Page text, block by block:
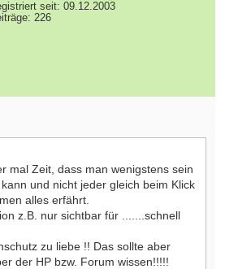
seit: 09.12.2003
226
mal Zeit, dass man wenigstens sein
und nicht jeder gleich beim Klick
alles erfährt.
z.B. nur sichtbar für .......schnell
zu liebe !! Das sollte aber
der HP bzw. Forum wissen!!!!!